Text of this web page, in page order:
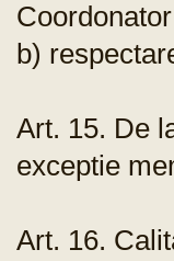
b)
Art. 15. De
exceptie
Art. 16.